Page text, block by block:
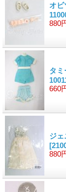
オビ
880
タミ
660
ジェ
880